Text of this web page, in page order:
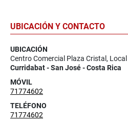
UBICACIÓN Y CONTACTO
UBICACIÓN
Centro Comercial Plaza Cristal,
Curridabat - San José - Costa Rica
MÓVIL
71774602
TELÉFONO
71774602